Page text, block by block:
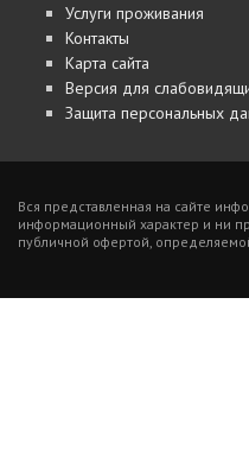
Услуги проживания
Контакты
Карта сайта
Версия для
Защита персональных
Вся представленная на сайте
информационный характер и ни
публичной офертой,